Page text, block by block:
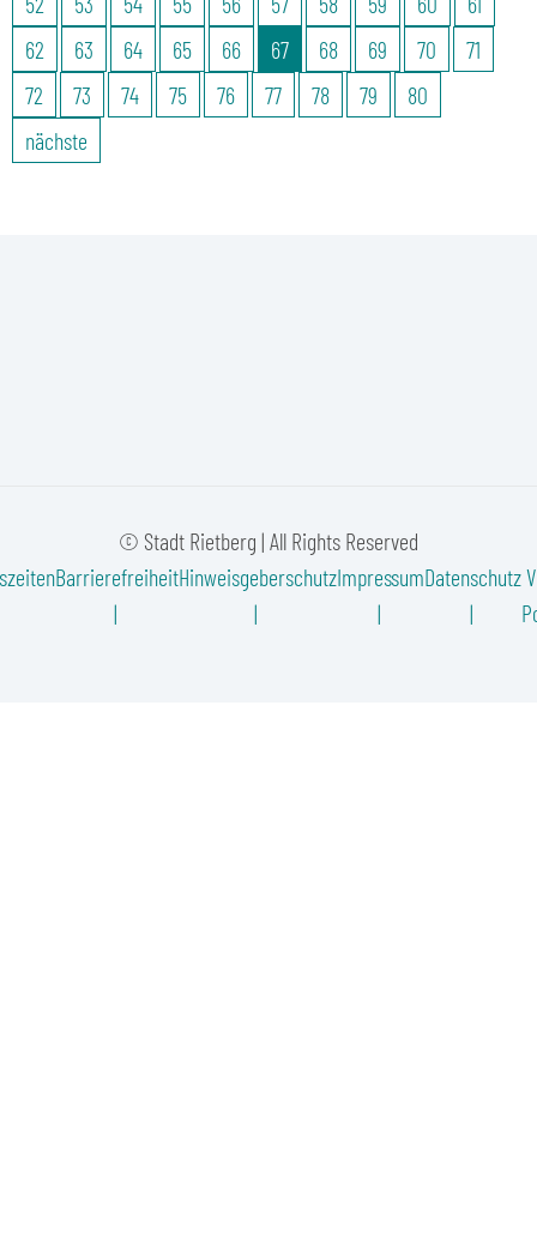
62
63 64 65 66 67 68 69 70
71
72
73 74 75 76 77 78 79
80
nächste
© Stadt Rietberg | All Rights Reserved
BarrierefreiheitHinweisgeberschutzImpressumDatenschutz